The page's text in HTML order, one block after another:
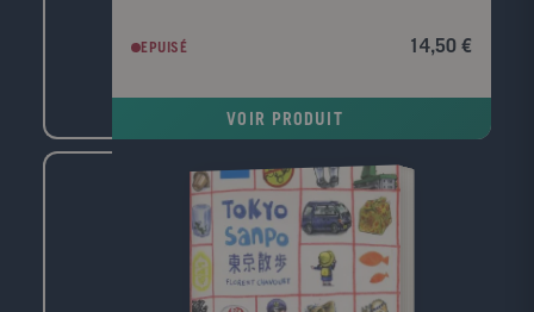
EPUISÉ 14,50 €
VOIR PRODUIT